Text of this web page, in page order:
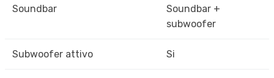
Soundbar
Soundbar +
subwoofer
Subwoofer attivo Si